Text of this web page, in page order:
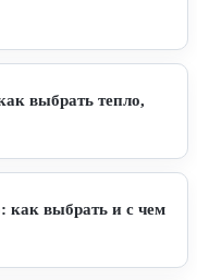
выбрать тепло,
как выбрать и с чем